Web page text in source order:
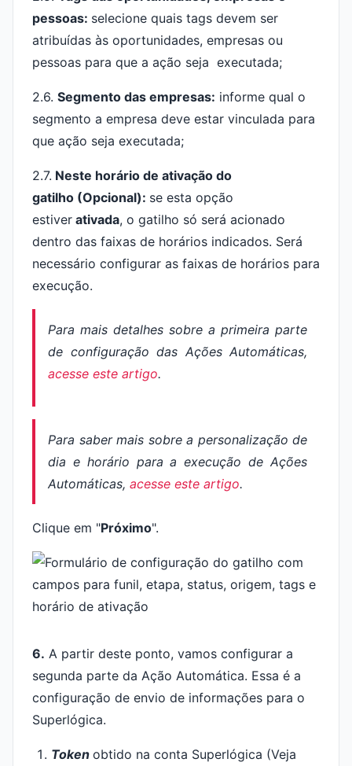
pessoas: selecione quais tags devem ser
atribuídas às oportunidades, empresas ou
pessoas para que a ação seja executada;
2.6. Segmento das empresas: informe qual o
segmento a empresa deve estar vinculada para
que ação seja executada;
2.7. Neste horário de ativação do
gatilho (Opcional): se esta opção
estiver ativada, o gatilho só será acionado
dentro das faixas de horários indicados. Será
necessário configurar as faixas de horários para
execução.
Para mais detalhes sobre a primeira parte
de configuração das Ações Automáticas,
acesse este artigo.
Para saber mais sobre a personalização de
dia e horário para a execução de Ações
Automáticas, acesse este artigo.
Clique em "Próximo".
6. A partir deste ponto, vamos configurar a
segunda parte da Ação Automática. Essa é a
configuração de envio de informações para o
Superlógica.
Token obtido na conta Superlógica (Veja